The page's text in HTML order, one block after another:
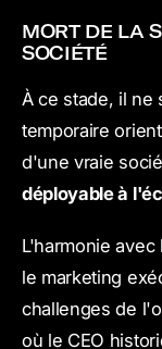
MORT DE LA
SOCIÉTÉ
À ce stade, il ne
temporaire
d'une vraie
déployable à
L'harmonie
le marketing
challenges de
où le CEO